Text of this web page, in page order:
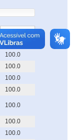
100.0
100.0
100.0
100.0
100.0
100.0
100.0
100.0